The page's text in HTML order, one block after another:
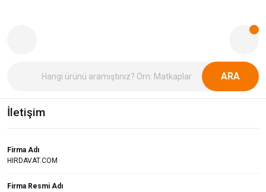
ARA
İletişim
Firma Adı
HIRDAVAT.COM
Firma Resmi Adı